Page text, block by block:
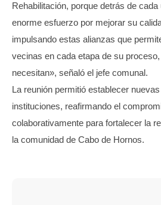
Rehabilitación, porque detrás de
enorme esfuerzo por mejorar su
impulsando estas alianzas que
vecinas en cada etapa de su
necesitan», señaló el jefe comunal.
La reunión permitió establecer
instituciones, reafirmando el
colaborativamente para fortalecer la
la comunidad de Cabo de Hornos.